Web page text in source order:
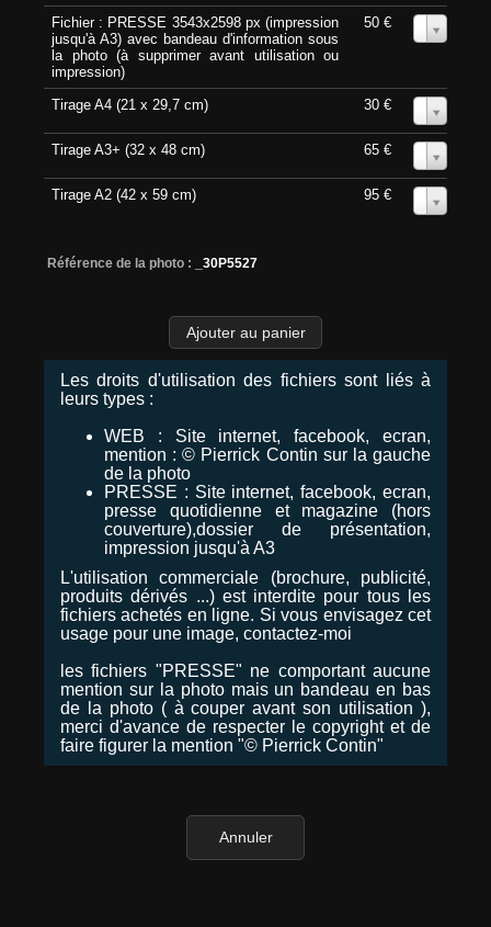
Fichier : PRESSE 3543x2598 px (impression
jusqu'à A3) avec bandeau d'information sous
la photo (à supprimer avant utilisation ou
impression)
50 €
Tirage A4 (21 x 29,7 cm) 30 €
Tirage A3+ (32 x 48 cm) 65 €
Tirage A2 (42 x 59 cm) 95 €
Référence de la photo : _30P5527
Les droits d'utilisation des fichiers sont liés à
leurs types :
WEB : Site internet, facebook, ecran,
mention : © Pierrick Contin sur la gauche
de la photo
PRESSE : Site internet, facebook, ecran,
presse quotidienne et magazine (hors
couverture),dossier de présentation,
impression jusqu'à A3
L'utilisation commerciale (brochure, publicité,
produits dérivés ...) est interdite pour tous les
fichiers achetés en ligne. Si vous envisagez cet
usage pour une image, contactez-moi
les fichiers "PRESSE" ne comportant aucune
mention sur la photo mais un bandeau en bas
de la photo ( à couper avant son utilisation ),
merci d'avance de respecter le copyright et de
faire figurer la mention "© Pierrick Contin"
Annuler